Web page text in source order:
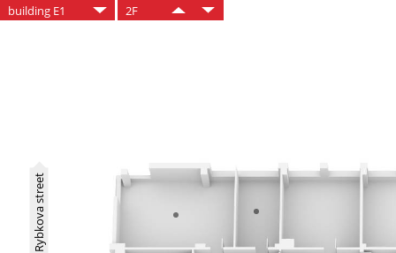
building E1 2F
Rybkova street